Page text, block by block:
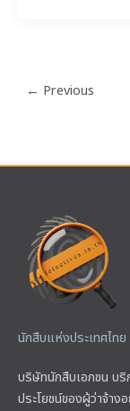
← Previous
นักสืบแห่งประเทศไทย
บริษัทนักสืบเอกชน บ
ประโยชน์ของผู้ว่าจ้าง